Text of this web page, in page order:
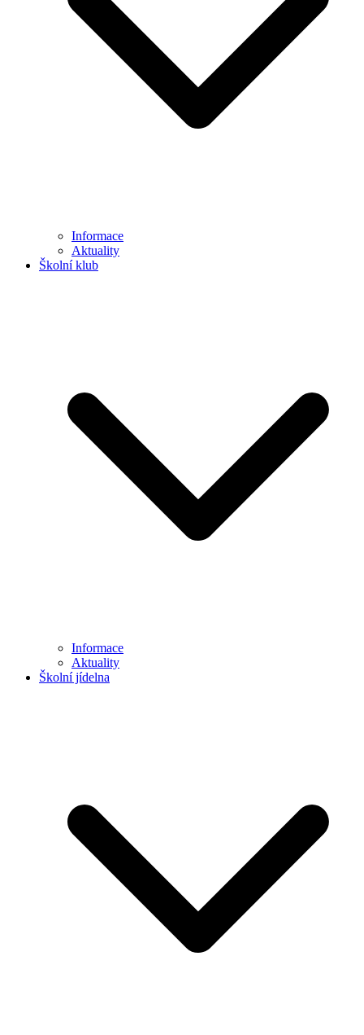
Informace
Aktuality
Školní klub
Informace
Aktuality
Školní jídelna